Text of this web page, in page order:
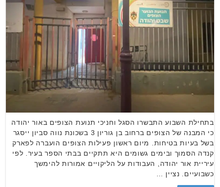
בתחילת השבוע התבשרו הסגל וחניכי תנועת הצופים באור יהודה
כי המבנה של הצופים ברחוב בן גוריון 3 בשכונת נווה סביון ייסגר
בשל בעיות בטיחות. מיום ראשון פעילות הצופים הועברה לפארק
קנדה הסמוך ובימים גשומים היא תתקיים בבתי הספר בעיר. לפי
עיריית אור יהודה, העבודות על הליקויים אמורות להימשך
כשבועיים. נציין …